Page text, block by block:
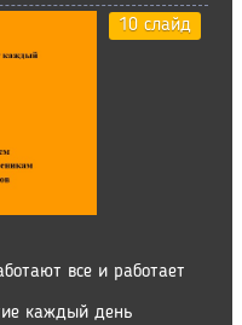
10 слайд
все и работает
каждый день